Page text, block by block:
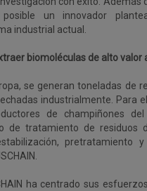
un innovador
industrial actual.
biomoléculas de alto
se generan toneladas de
industrialmente. Para
de champiñones
de tratamiento de residuos
pretratamiento
ha centrado sus